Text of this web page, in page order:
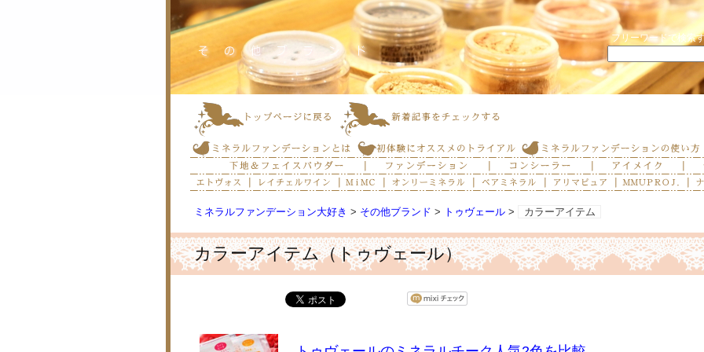
フリーワードで検索
ミネラルファンデーション大好き > その他ブランド > トゥヴェール > カラーアイテム
カラーアイテム（トゥヴェール）